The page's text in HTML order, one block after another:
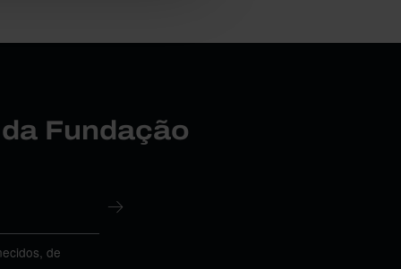
Fundação
de